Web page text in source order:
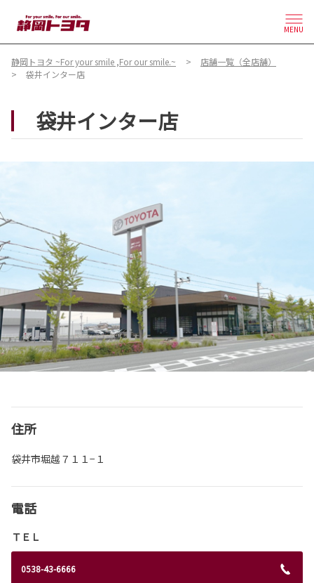
MENU
静岡トヨタ ~For your smile ,For our smile.~
店舗一覧（全店舗）
袋井インター店
袋井インター店
住所
袋井市堀越７１１−１
電話
ＴＥＬ
0538-43-6666